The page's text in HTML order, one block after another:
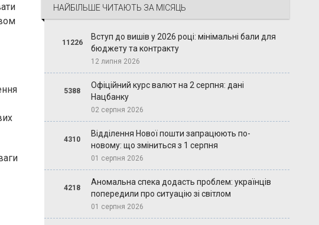
НАЙБІЛЬШЕ ЧИТАЮТЬ ЗА МІСЯЦЬ
11226
Вступ до вишів у 2026 році: мінімальні бали для
бюджету та контракту
12 липня 2026
5388
Офіційний курс валют на 2 серпня: дані
Нацбанку
02 серпня 2026
4310
Відділення Нової пошти запрацюють по-
новому: що зміниться з 1 серпня
01 серпня 2026
4218
Аномальна спека додасть проблем: українців
попередили про ситуацію зі світлом
01 серпня 2026